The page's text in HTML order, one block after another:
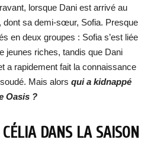
lorsque Dani est arrivé au
dont sa demi-sœur, Sofia. Presque
en deux groupes : Sofia s’est liée
jeunes riches, tandis que Dani
a rapidement fait la connaissance
Mais alors qui a kidnappé
Oasis ?
DANS LA SAISON